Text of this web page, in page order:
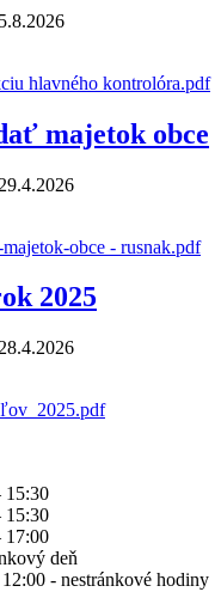
hlavného kontrolóra.pdf
majetok obce
obce - rusnak.pdf
2025
15:30
15:30
17:00
deň
- nestránkové hodiny